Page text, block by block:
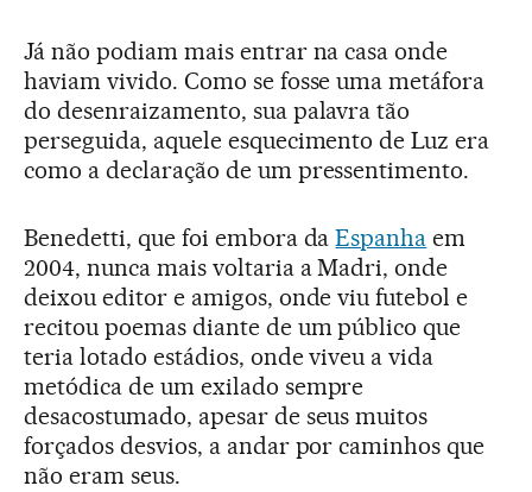
Já não podiam mais entrar na casa onde
haviam vivido. Como se fosse uma metáfora
do desenraizamento, sua palavra tão
perseguida, aquele esquecimento de Luz era
como a declaração de um pressentimento.
Benedetti, que foi embora daEspanha em
2004, nunca mais voltaria a Madri, onde
deixou editor e amigos, onde viu futebol e
recitou poemas diante de um público que
teria lotado estádios, onde viveu a vida
metódica de um exilado sempre
desacostumado, apesar de seus muitos
forçados desvios, a andar por caminhos que
não eram seus.